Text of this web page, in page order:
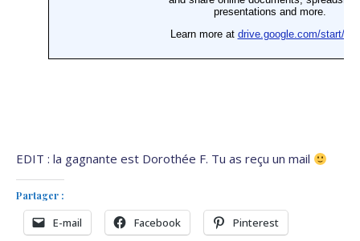
EDIT : la gagnante est Dorothée F. Tu as reçu un mail
Partager :
E-mail Facebook Pinterest